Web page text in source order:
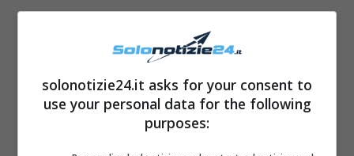
solonotizie24.it asks for your consent to
use your personal data for the following
purposes: